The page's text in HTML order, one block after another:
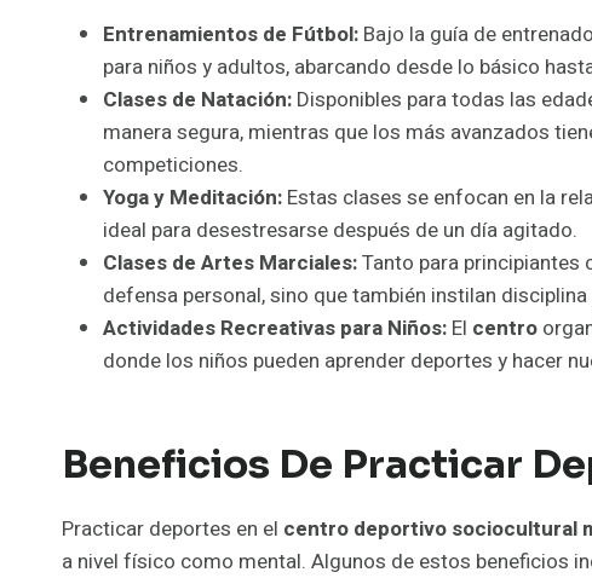
Entrenamientos de Fútbol: Bajo la guía de
para niños y adultos, abarcando desde lo básico
Clases de Natación: Disponibles para todas las
manera segura, mientras que los más avanzados
competiciones.
Yoga y Meditación: Estas clases se enfocan en la
ideal para desestresarse después de un día agitado.
Clases de Artes Marciales:Tanto para principiantes
defensa personal, sino que también instilan
Actividades Recreativas para Niños: El centro
donde los niños pueden aprender deportes y hacer
Beneficios De Practicar
Practicar deportes en el centro deportivo sociocultural
a nivel físico como mental. Algunos de estos beneficios